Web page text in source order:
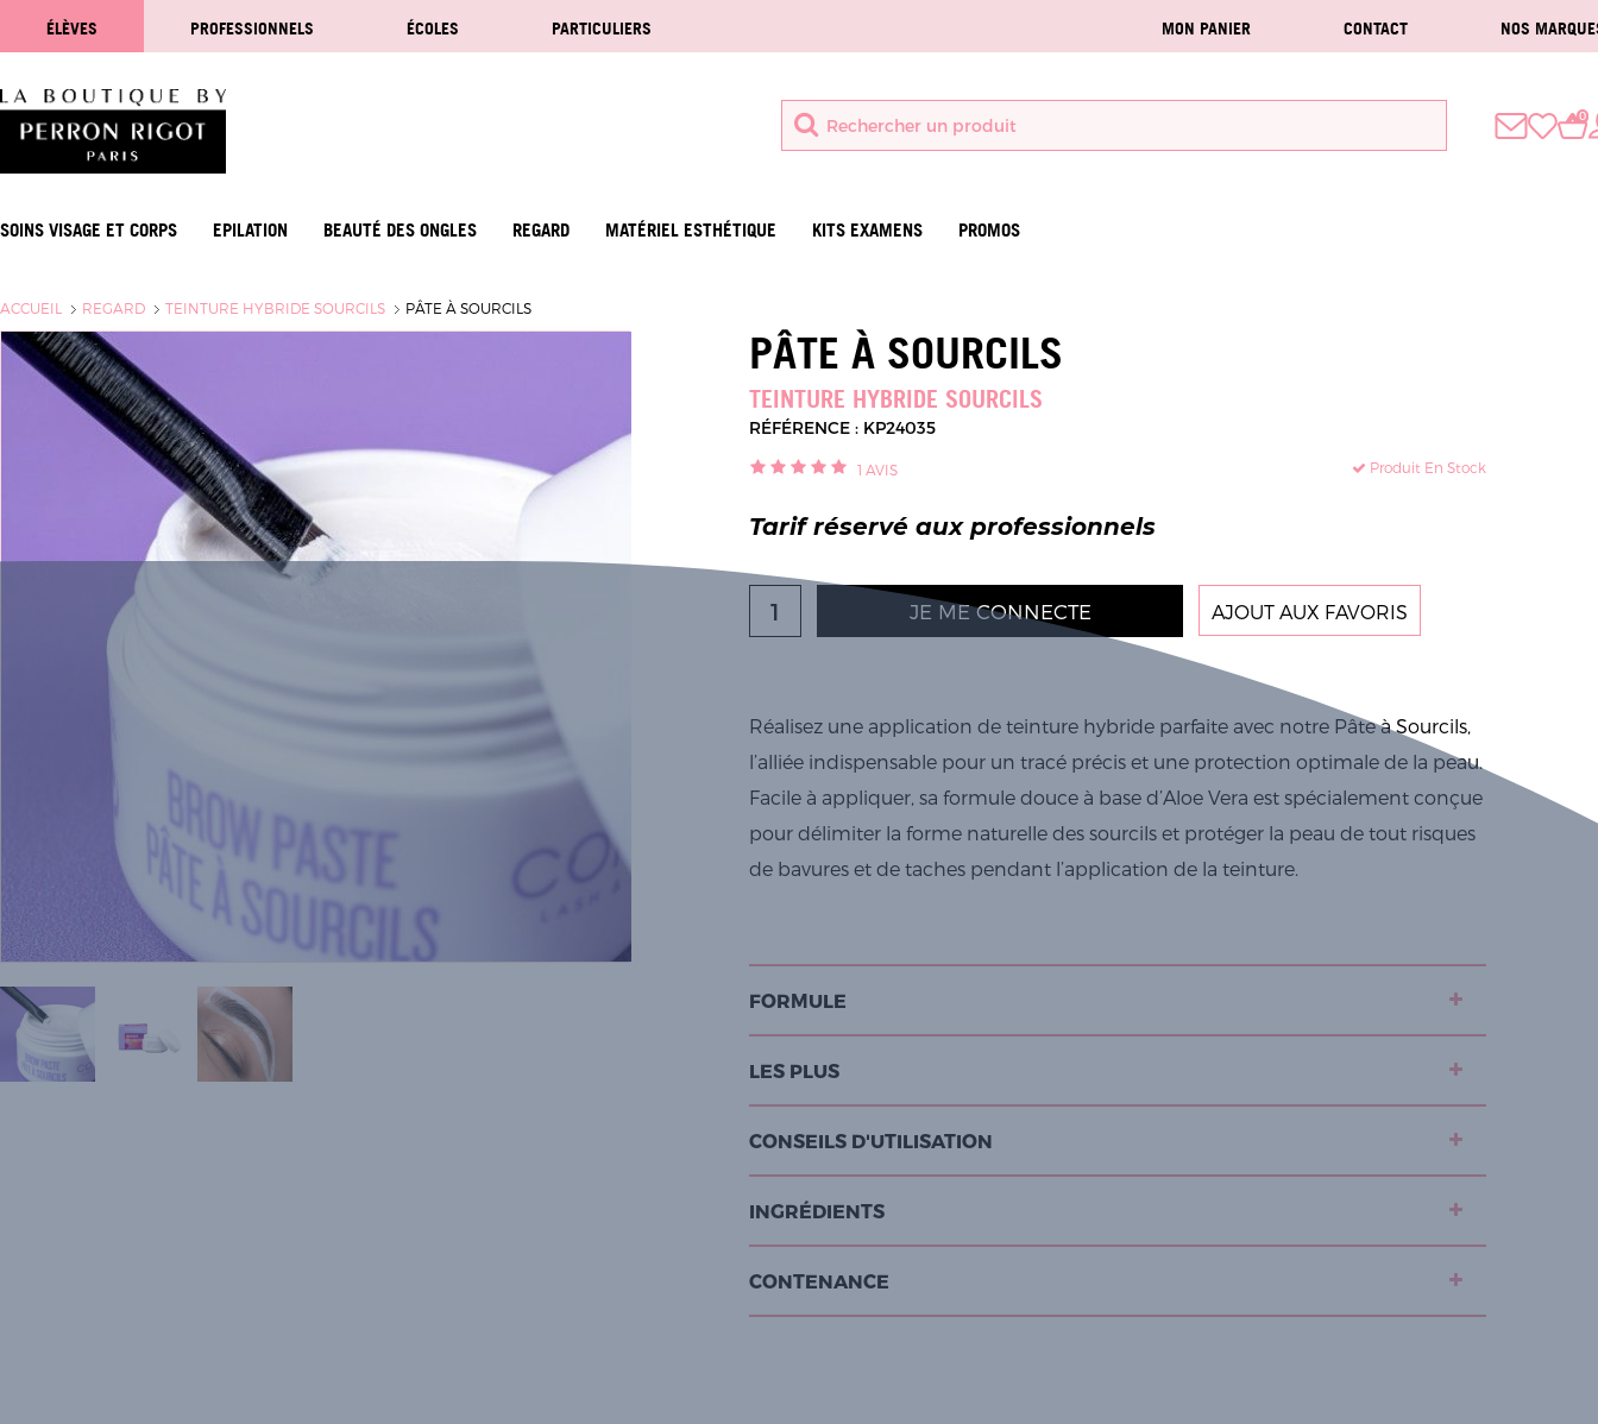
ÉLÈVES PROFESSIONNELS ÉCOLES PARTICULIERS MON PANIER CONTACT NOS
0
SOINS VISAGE ET CORPS EPILATION BEAUTÉ DES ONGLES REGARD MATÉRIEL ESTHÉTIQUE KITS EXAMENS PROMOS
ACCUEIL REGARD TEINTURE HYBRIDE SOURCILS PÂTE À SOURCILS
PÂTE À SOURCILS
TEINTURE HYBRIDE SOURCILS
RÉFÉRENCE : KP24035
1 AVIS Produit En Stock
Tarif réservé aux professionnels
JE ME CONNECTE AJOUT AUX FAVORIS
Réalisez une application de teinture hybride parfaite avec notre Pâte à Sourcils,
l’alliée indispensable pour un tracé précis et une protection optimale de la peau.
Facile à appliquer, sa formule douce à base d’Aloe Vera est spécialement conçue
pour délimiter la forme naturelle des sourcils et protéger la peau de tout risques
de bavures et de taches pendant l’application de la teinture.
FORMULE
LES PLUS
CONSEILS D'UTILISATION
INGRÉDIENTS
CONTENANCE